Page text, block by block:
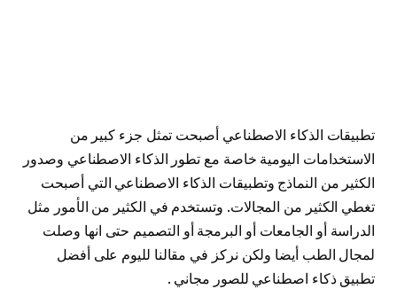
تطبيقات الذكاء الاصطناعي أصبحت تمثل جزء كبير من
الاستخدامات اليومية خاصة مع تطور الذكاء الاصطناعي وصدور
الكثير من النماذج وتطبيقات الذكاء الاصطناعي التي أصبحت
تغطي الكثير من المجالات. وتستخدم في الكثير من الأمور مثل
الدراسة أو الجامعات أو البرمجة أو التصميم حتى انها وصلت
لمجال الطب أيضا ولكن نركز في مقالنا لليوم على أفضل
تطبيق ذكاء اصطناعي للصور مجاني .